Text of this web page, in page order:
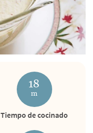
18
m
Tiempo de cocinado